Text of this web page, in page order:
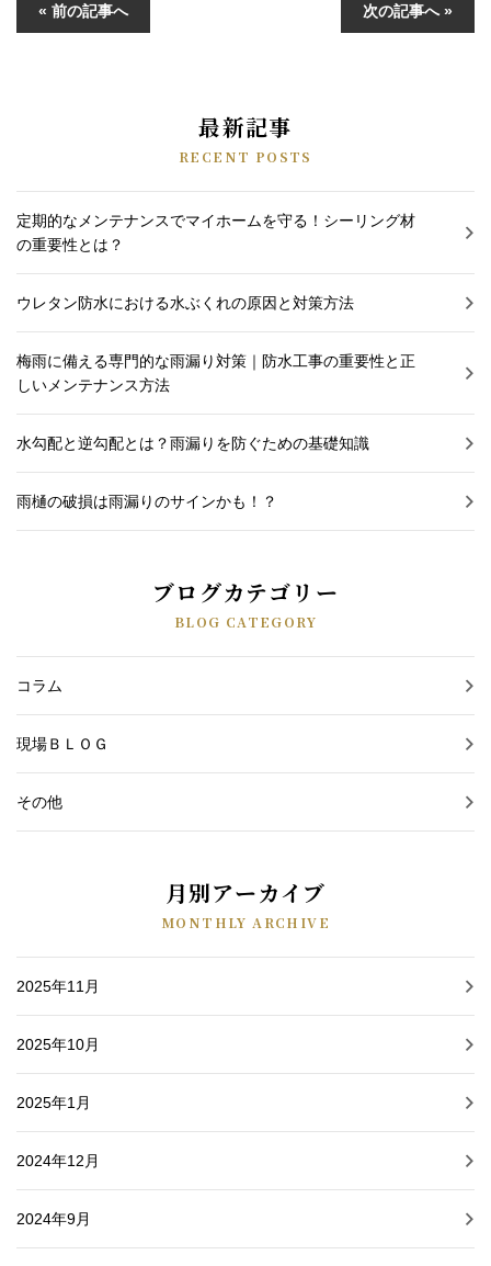
« 前の記事へ 次の記事へ »
最新記事
RECENT POSTS
定期的なメンテナンスでマイホームを守る！シーリング材
の重要性とは？
ウレタン防水における水ぶくれの原因と対策方法
梅雨に備える専門的な雨漏り対策｜防水工事の重要性と正
しいメンテナンス方法
水勾配と逆勾配とは？雨漏りを防ぐための基礎知識
雨樋の破損は雨漏りのサインかも！？
ブログカテゴリー
BLOG CATEGORY
コラム
現場ＢＬＯＧ
その他
月別アーカイブ
MONTHLY ARCHIVE
2025年11月
2025年10月
2025年1月
2024年12月
2024年9月